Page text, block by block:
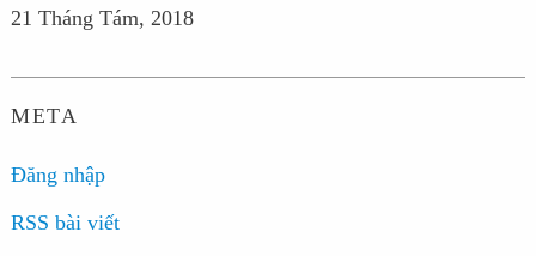
21 Tháng Tám, 2018
META
Đăng nhập
RSS bài viết